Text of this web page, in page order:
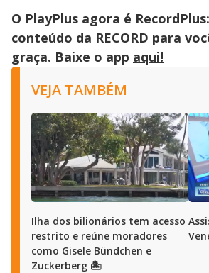
O PlayPlus agora é
conteúdo da RECORD para
graça. Baixe o app aqui!
VEJA TAMBÉM
Ilha dos bilionários tem acesso
restrito e reúne moradores
como Gisele Bündchen e
Zuckerberg 🏝️